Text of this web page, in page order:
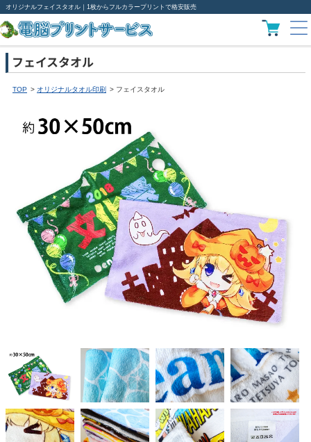
オリジナルフェイスタオル｜1枚からフルカラープリントで格安販売
フェイスタオル
TOP オリジナルタオル印刷 フェイスタオル